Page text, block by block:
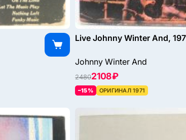
Live Johnny Winter And,
Johnny Winter And
24802108 ₽
–15% ОРИГИНАЛ 1971